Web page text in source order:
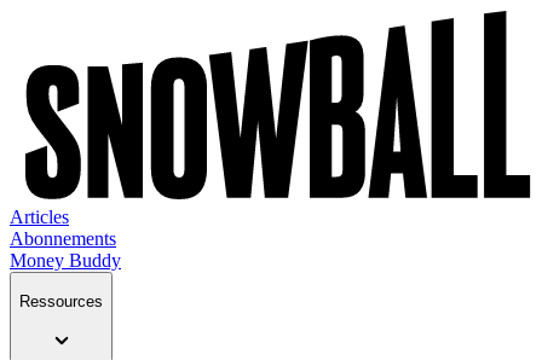
Articles
Abonnements
Money Buddy
Ressources